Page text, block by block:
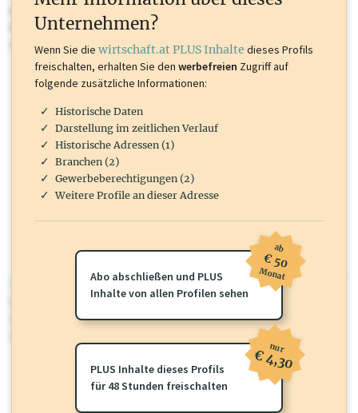
Marken, Patente, Rechtstatsachen, OTS-Aussendungen, und viele
mehr.
wirtschaft.at PLUS
Für dieses Profil gibt es zusätzlichewirtschaft.at PLUS Inhalte
Sie momentan nicht einsehen können. Schalten Sie dieses Profil frei
oder loggen Sie sich ein um diese Inhalte zu sehen.
Unternehmen?
Wenn Sie die wirtschaft.at PLUS Inhalte dieses Profils
freischalten, erhalten Sie den werbefreien Zugriff auf
folgende zusätzliche Informationen:
Historische Daten
Darstellung im zeitlichen Verlauf
Historische Adressen (1)
Branchen (2)
Gewerbeberechtigungen (2)
Weitere Profile an dieser Adresse
Abo abschließen und PLUS
Inhalte von allen Profilen sehen
ab
€ 50
Monat
PLUS Inhalte dieses Profils
für 48 Stunden freischalten
nur
€ 4,30